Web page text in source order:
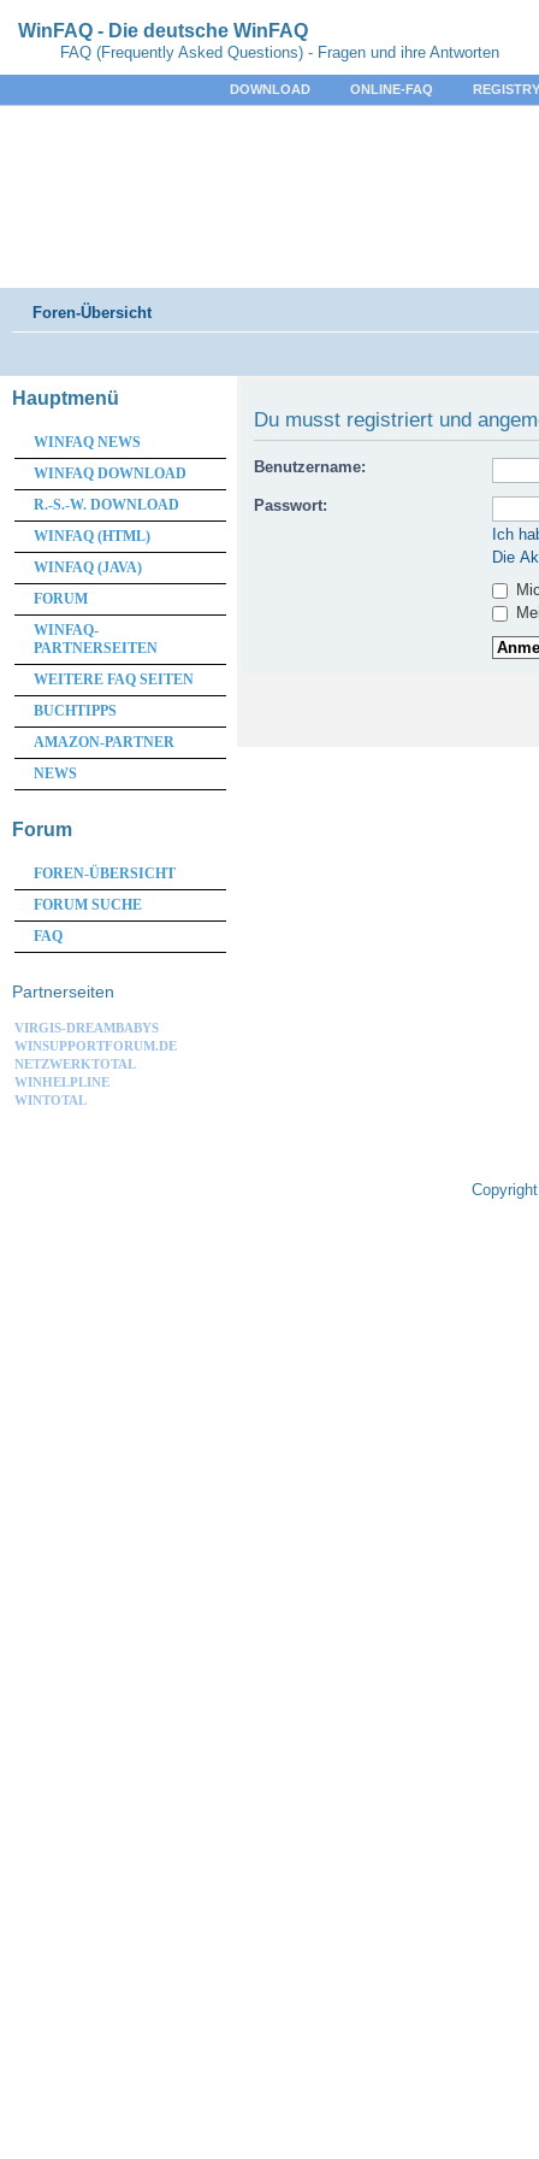
WinFAQ - Die deutsche WinFAQ
FAQ (Frequently Asked Questions) - Fragen und ihre Antworten
DOWNLOAD ONLINE-FAQ
Foren-Übersicht
Du musst registriert und
Benutzername:
Passwort:
Ich
Die
Hauptmenü
WINFAQ NEWS
WINFAQ DOWNLOAD
R.-S.-W. DOWNLOAD
WINFAQ (HTML)
WINFAQ (JAVA)
FORUM
WINFAQ-
PARTNERSEITEN
WEITERE FAQ SEITEN
BUCHTIPPS
AMAZON-PARTNER
NEWS
Forum
FOREN-ÜBERSICHT
FORUM SUCHE
FAQ
Partnerseiten
VIRGIS-DREAMBABYS
WINSUPPORTFORUM.DE
NETZWERKTOTAL
WINHELPLINE
WINTOTAL